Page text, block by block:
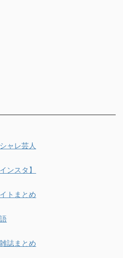
ャレ芸人
ンスタ】
トまとめ
誌まとめ